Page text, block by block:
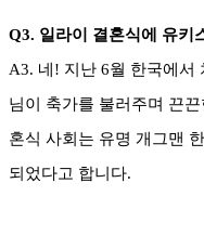
Q3. 일라이 결혼식에 유키
A3. 네! 지난 6월 한국에서
님이 축가를 불러주며 끈
혼식 사회는 유명 개그맨
되었다고 합니다.